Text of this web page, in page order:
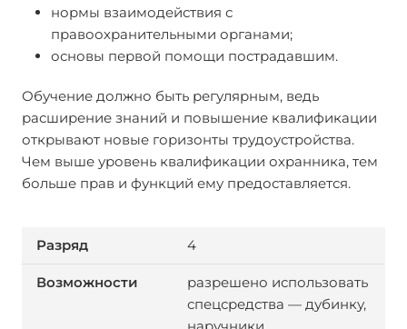
нормы взаимодействия с
правоохранительными органами;
основы первой помощи пострадавшим.
Обучение должно быть регулярным, ведь
расширение знаний и повышение квалификации
открывают новые горизонты трудоустройства.
Чем выше уровень квалификации охранника, тем
больше прав и функций ему предоставляется.
4
разрешено использовать
спецсредства — дубинку,